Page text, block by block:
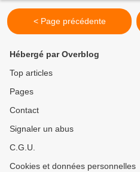
< Page précédente
Hébergé par Overblog
Top articles
Pages
Contact
Signaler un abus
C.G.U.
Cookies et données personnelles